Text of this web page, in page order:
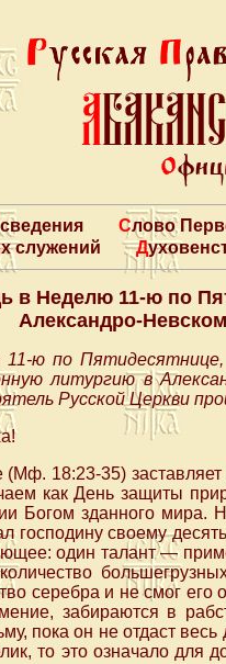
сведения Слово
служений
в Неделю 11-ю по
Александро-
ю по
литургию в
Русской Церкви
18:23-35)
как День защиты
Богом зданного мира.
господину своему
один талант —
серебра и не смог
забираются в
пока он не отдаст весь
то это означало для